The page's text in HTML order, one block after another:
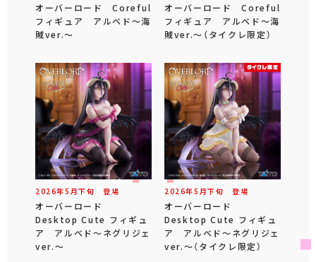
オーバーロード Coreful
フィギュア アルベド～海
賊ver.～
オーバーロード Coreful
フィギュア アルベド～海
賊ver.～（タイクレ限定）
2026年5 月下旬 登場
オーバーロード
Desktop Cute フィギュ
ア アルベド～ネグリジェ
ver.～
2026年5 月下旬 登場
オーバーロード
Desktop Cute フィギュ
ア アルベド～ネグリジェ
ver.～（タイクレ限定）